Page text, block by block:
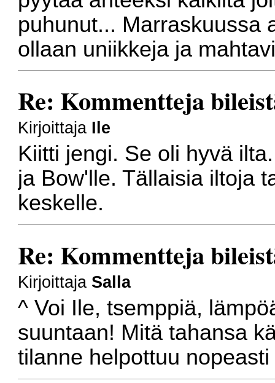
puhunut... Marraskuussa
ollaan uniikkeja ja
Re: Kommentteja
Kirjoittaja Ile
Kiitti jengi. Se oli hyvä
ja Bow'lle. Tällaisia iltoja
keskelle.
Re: Kommentteja
Kirjoittaja Salla
^ Voi Ile, tsemppiä,
suuntaan! Mitä tahansa
tilanne helpottuu